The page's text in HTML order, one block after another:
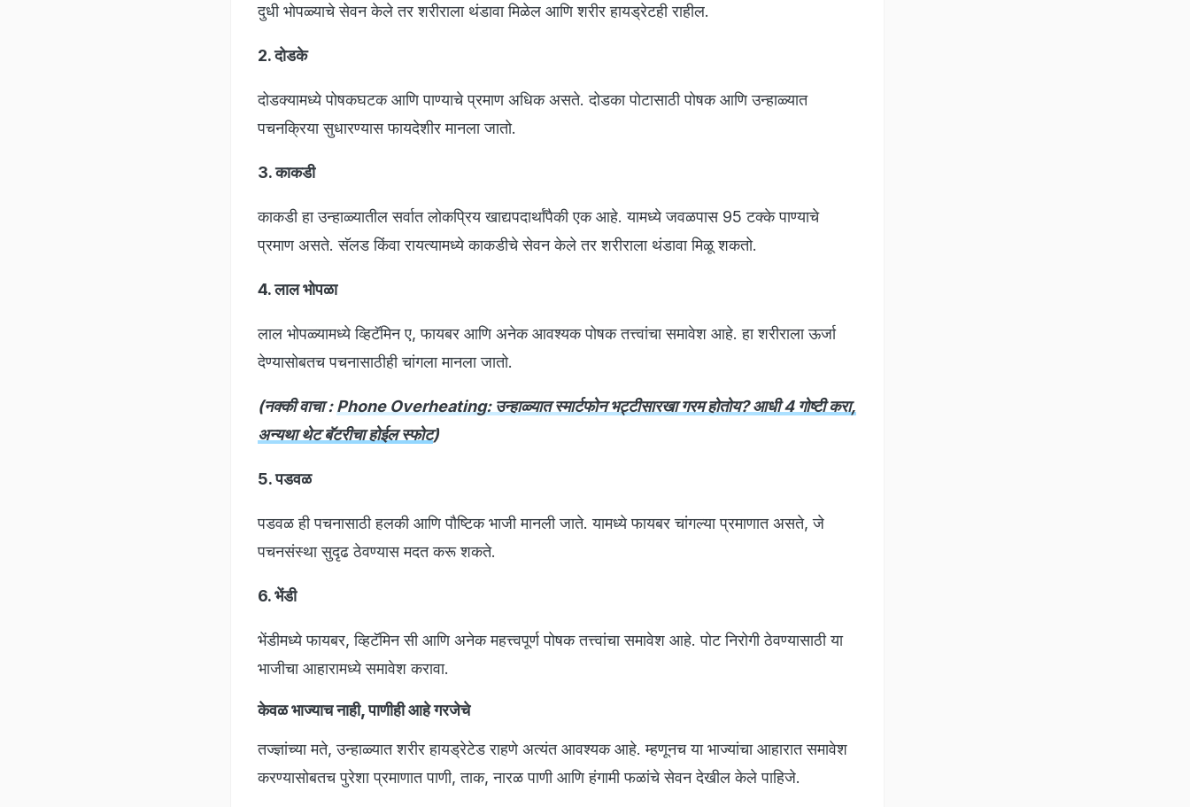
दुधी भोपळ्याचे सेवन केले तर शरीराला थंडावा मिळेल आणि शरीर हायड्रेटही राहील.
2. दोडके
दोडक्यामध्ये पोषकघटक आणि पाण्याचे प्रमाण अधिक असते. दोडका पोटासाठी पोषक आणि उन्हाळ्यात
पचनक्रिया सुधारण्यास फायदेशीर मानला जातो.
3. काकडी
काकडी हा उन्हाळ्यातील सर्वात लोकप्रिय खाद्यपदार्थांपैकी एक आहे. यामध्ये जवळपास 95 टक्के पाण्याचे
प्रमाण असते. सॅलड किंवा रायत्यामध्ये काकडीचे सेवन केले तर शरीराला थंडावा मिळू शकतो.
4. लाल भोपळा
लाल भोपळ्यामध्ये व्हिटॅमिन ए, फायबर आणि अनेक आवश्यक पोषक तत्त्वांचा समावेश आहे. हा शरीराला ऊर्जा
देण्यासोबतच पचनासाठीही चांगला मानला जातो.
(नक्की वाचा :Phone Overheating: उन्हाळ्यात स्मार्टफोन भट्टीसारखा गरम होतोय? आधी 4 गोष्टी करा,
अन्यथा थेट बॅटरीचा होईल स्फोट)
5. पडवळ
पडवळ ही पचनासाठी हलकी आणि पौष्टिक भाजी मानली जाते. यामध्ये फायबर चांगल्या प्रमाणात असते, जे
पचनसंस्था सुदृढ ठेवण्यास मदत करू शकते.
6. भेंडी
भेंडीमध्ये फायबर, व्हिटॅमिन सी आणि अनेक महत्त्वपूर्ण पोषक तत्त्वांचा समावेश आहे. पोट निरोगी ठेवण्यासाठी या
भाजीचा आहारामध्ये समावेश करावा.
केवळ भाज्याच नाही, पाणीही आहे गरजेचे
तज्ज्ञांच्या मते, उन्हाळ्यात शरीर हायड्रेटेड राहणे अत्यंत आवश्यक आहे. म्हणूनच या भाज्यांचा आहारात समावेश
करण्यासोबतच पुरेशा प्रमाणात पाणी, ताक, नारळ पाणी आणि हंगामी फळांचे सेवन देखील केले पाहिजे.